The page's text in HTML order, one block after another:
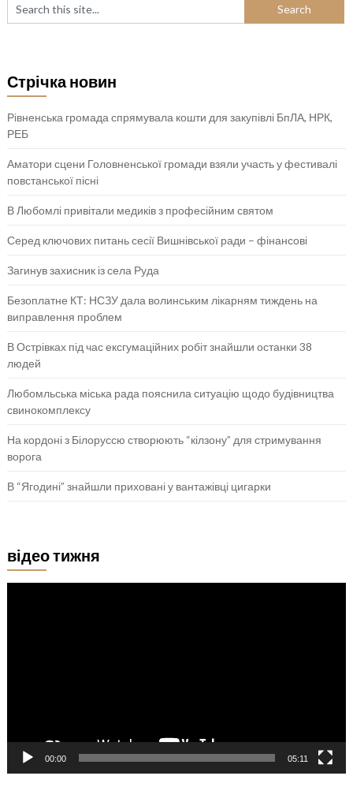
Стрічка новин
Рівненська громада спрямувала кошти для закупівлі БпЛА, НРК,
РЕБ
Аматори сцени Головненської громади взяли участь у фестивалі
повстанської пісні
В Любомлі привітали медиків з професійним святом
Серед ключових питань сесії Вишнівської ради – фінансові
Загинув захисник із села Руда
Безоплатне КТ: НСЗУ дала волинським лікарням тиждень на
виправлення проблем
В Острівках під час ексгумаційних робіт знайшли останки 38
людей
Любомльська міська рада пояснила ситуацію щодо будівництва
свинокомплексу
На кордоні з Білоруссю створюють “кілзону” для стримування
ворога
В “Ягодині” знайшли приховані у вантажівці цигарки
відео тижня
00:00 05:11